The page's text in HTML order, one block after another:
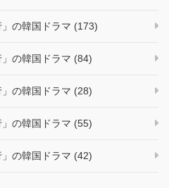
の韓国ドラマ (173)
の韓国ドラマ (84)
の韓国ドラマ (28)
の韓国ドラマ (55)
の韓国ドラマ (42)